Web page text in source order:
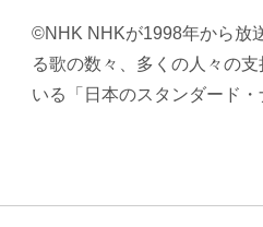
©NHK NHKが1998年から放
る歌の数々、多くの人々の
いる「日本のスタンダード